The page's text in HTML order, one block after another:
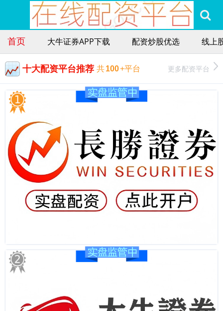
首页 大牛证券APP下载 配资炒股优选 线上
十大配资平台推荐 共100+平台 更多配资平台